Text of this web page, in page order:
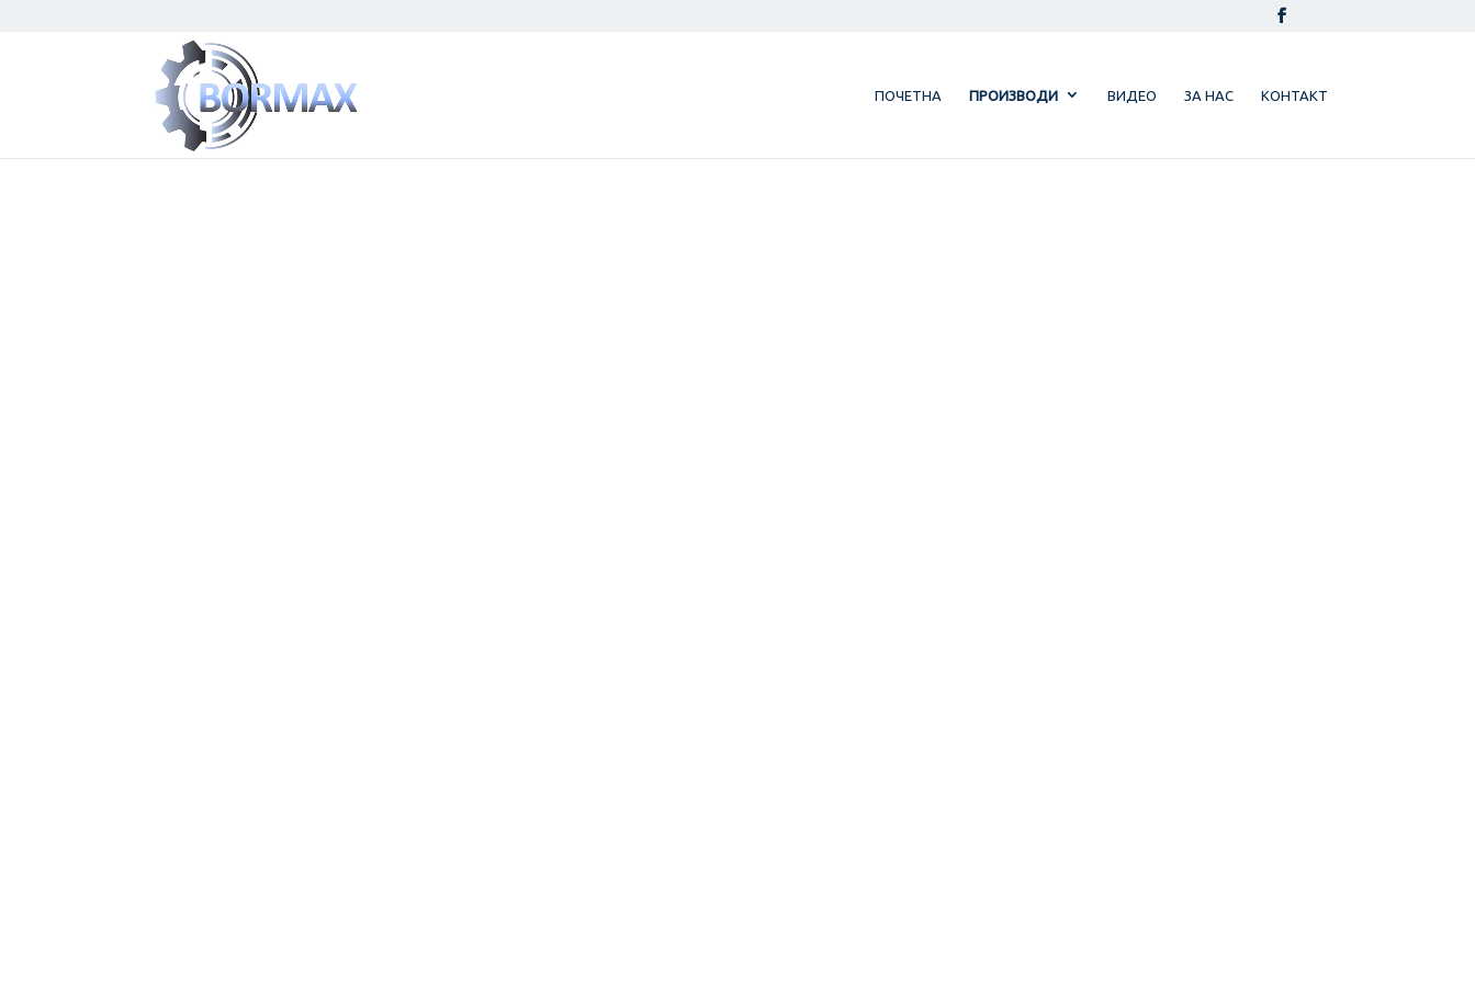
ПОЧЕТНА ПРОИЗВОДИ ВИДЕО ЗА НАС КОНТАКТ